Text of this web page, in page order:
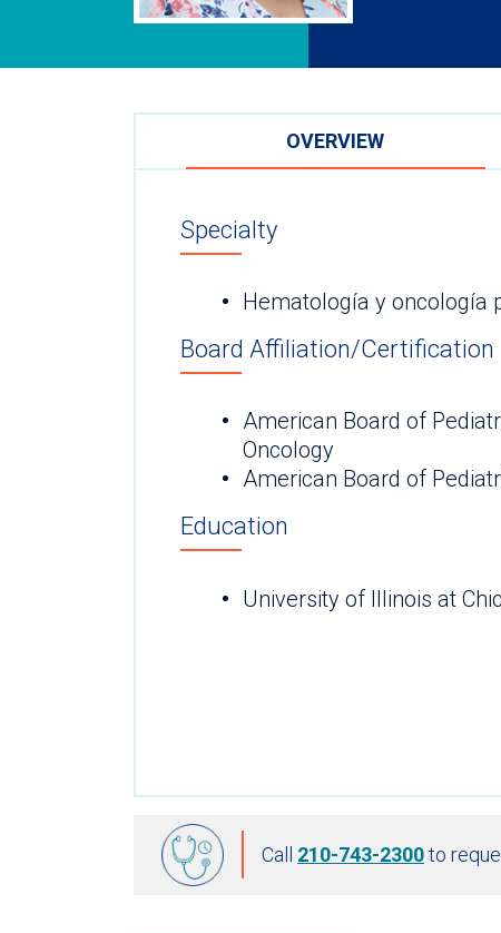
OVERVIEW
Specialty
Hematología y oncología
Board Affiliation/Certification
American Board of
Oncology
American Board of
Education
University of Illinois at
Call 210-743-2300to